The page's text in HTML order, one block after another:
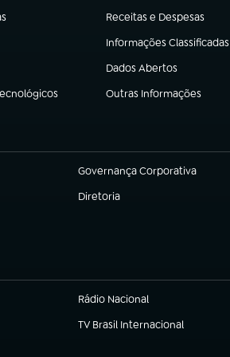
Receitas e Despesas
(abre em nova aba)
Informações Classificadas
(abre em nova aba)
Dados Abertos
(abre em nova aba)
Outras Informações
(abre em nova aba)
Governança Corporativa
(abre em nova aba)
Diretoria
(abre em nova aba)
Rádio Nacional
TV Brasil Internacional
(abre em nova aba)